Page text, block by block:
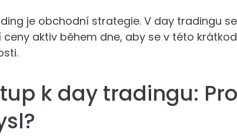
je obchodní strategie. V day tradingu
ceny aktiv během dne, aby se v této
k day tradingu: